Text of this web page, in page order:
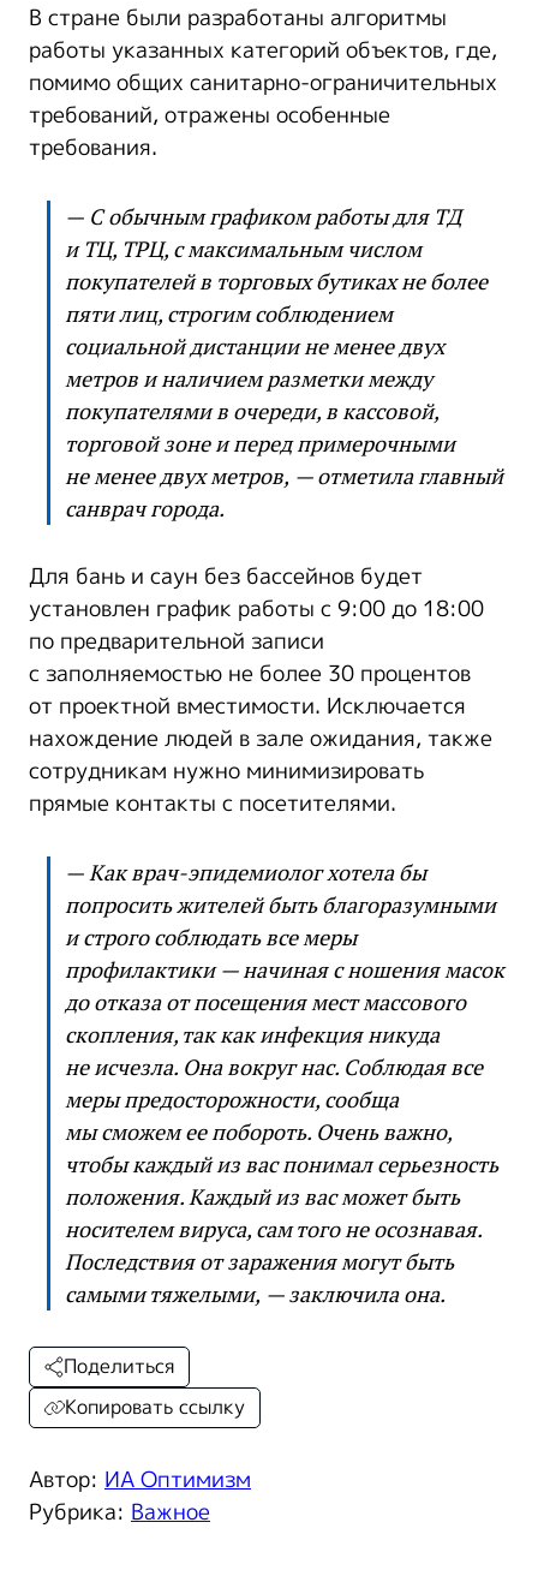
В стране были разработаны алгоритмы
работы указанных категорий объектов, где,
помимо общих санитарно-ограничительных
требований, отражены особенные
требования.
— С обычным графиком работы для ТД
и ТЦ, ТРЦ, с максимальным числом
покупателей в торговых бутиках не более
пяти лиц, строгим соблюдением
социальной дистанции не менее двух
метров и наличием разметки между
покупателями в очереди, в кассовой,
торговой зоне и перед примерочными
не менее двух метров, — отметила главный
санврач города.
Для бань и саун без бассейнов будет
установлен график работы с 9:00 до 18:00
по предварительной записи
с заполняемостью не более 30 процентов
от проектной вместимости. Исключается
нахождение людей в зале ожидания, также
сотрудникам нужно минимизировать
прямые контакты с посетителями.
— Как врач-эпидемиолог хотела бы
попросить жителей быть благоразумными
и строго соблюдать все меры
профилактики — начиная с ношения масок
до отказа от посещения мест массового
скопления, так как инфекция никуда
не исчезла. Она вокруг нас. Соблюдая все
меры предосторожности, сообща
мы сможем ее побороть. Очень важно,
чтобы каждый из вас понимал серьезность
положения. Каждый из вас может быть
носителем вируса, сам того не осознавая.
Последствия от заражения могут быть
самыми тяжелыми, — заключила она.
Автор: ИА Оптимизм
Рубрика: Важное
Поделиться
Копировать ссылку